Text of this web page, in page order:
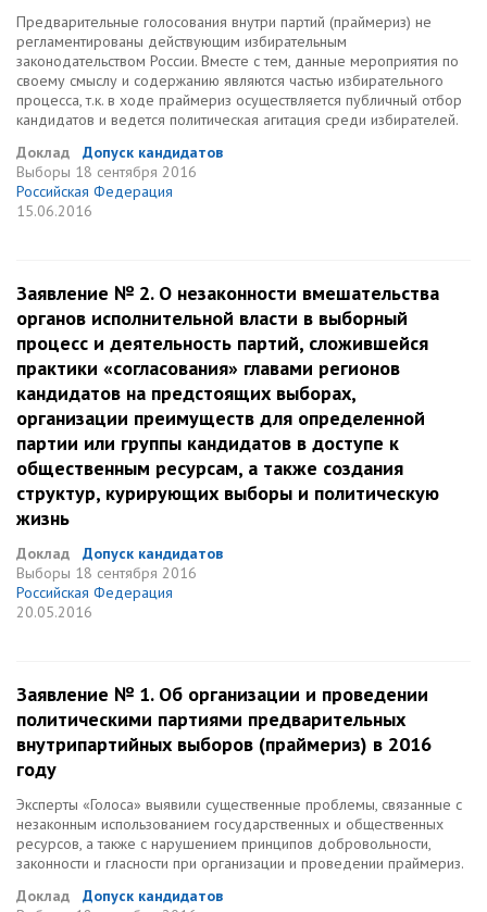
Предварительные голосования внутри партий (праймериз) не
регламентированы действующим избирательным
законодательством России. Вместе с тем, данные мероприятия по
своему смыслу и содержанию являются частью избирательного
процесса, т.к. в ходе праймериз осуществляется публичный отбор
кандидатов и ведется политическая агитация среди избирателей.
Доклад
Допуск кандидатов
Выборы 18 сентября 2016
Российская Федерация
15.06.2016
Заявление № 2. О незаконности вмешательства
органов исполнительной власти в выборный
процесс и деятельность партий, сложившейся
практики «согласования» главами регионов
кандидатов на предстоящих выборах,
организации преимуществ для определенной
партии или группы кандидатов в доступе к
общественным ресурсам, а также создания
структур, курирующих выборы и политическую
жизнь
Доклад
Допуск кандидатов
Выборы 18 сентября 2016
Российская Федерация
20.05.2016
Заявление № 1. Об организации и проведении
политическими партиями предварительных
внутрипартийных выборов (праймериз) в 2016
году
Эксперты «Голоса» выявили существенные проблемы, связанные с
незаконным использованием государственных и общественных
ресурсов, а также с нарушением принципов добровольности,
законности и гласности при организации и проведении праймериз.
Доклад
Допуск кандидатов